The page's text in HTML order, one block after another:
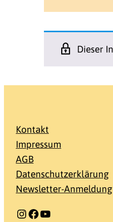
Dieser
Kontakt
Impressum
AGB
Datenschutzerklärung
Newsletter-Anmeldung
Instagram Facebook YouTube